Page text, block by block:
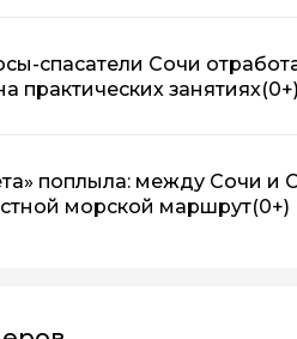
спасатели Сочи
практических занятиях(0+)
поплыла: между Сочи и
морской маршрут(0+)